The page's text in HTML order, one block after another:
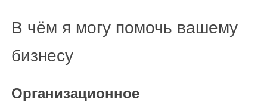
В чём я могу помочь вашему
бизнесу
Организационное